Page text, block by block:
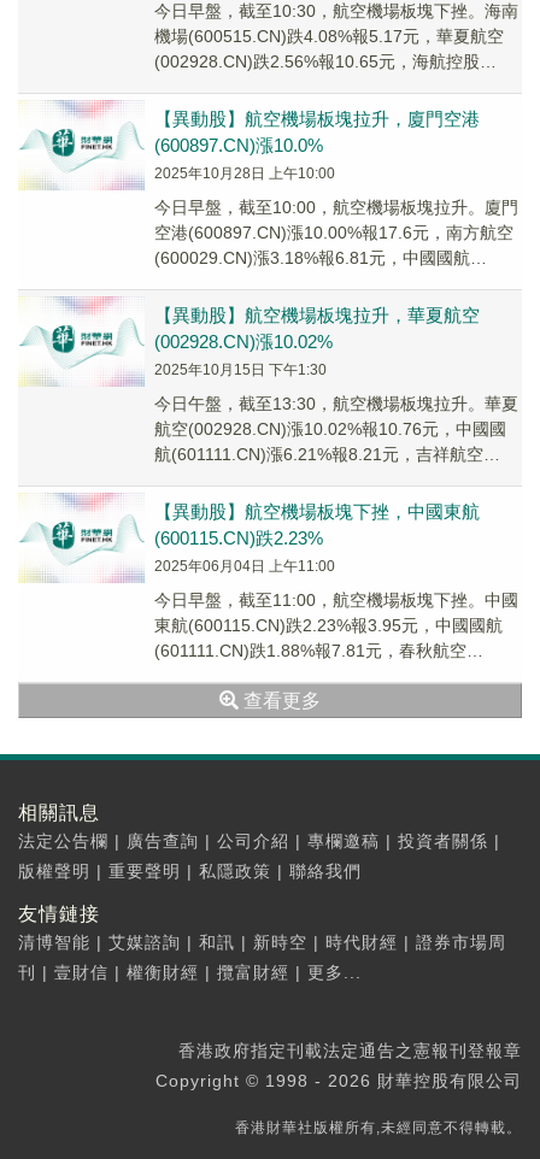
今日早盤，截至10:30，航空機場板塊下挫。海南
機場(600515.CN)跌4.08%報5.17元，華夏航空
(002928.CN)跌2.56%報10.65元，海航控股
【異動股】航空機場板塊拉升，廈門空港
(600897.CN)漲10.0%
2025年10月28日 上午10:00
今日早盤，截至10:00，航空機場板塊拉升。廈門
空港(600897.CN)漲10.00%報17.6元，南方航空
(600029.CN)漲3.18%報6.81元，中國國航
【異動股】航空機場板塊拉升，華夏航空
(002928.CN)漲10.02%
2025年10月15日 下午1:30
今日午盤，截至13:30，航空機場板塊拉升。華夏
航空(002928.CN)漲10.02%報10.76元，中國國
航(601111.CN)漲6.21%報8.21元，吉祥航空
【異動股】航空機場板塊下挫，中國東航
(600115.CN)跌2.23%
2025年06月04日 上午11:00
今日早盤，截至11:00，航空機場板塊下挫。中國
東航(600115.CN)跌2.23%報3.95元，中國國航
(601111.CN)跌1.88%報7.81元，春秋航空
查看更多
相關訊息
法定公告欄 | 廣告查詢 | 公司介紹 | 專欄邀稿 | 投資者關係 |
版權聲明 | 重要聲明 | 私隱政策 | 聯絡我們
友情鏈接
清博智能 | 艾媒諮詢 | 和訊 | 新時空 | 時代財經 | 證券市場周
刊
| 壹財信 | 權衡財經 | 攬富財經 | 更多...
香港政府指定刊載法定通告之憲報刊登報章
Copyright © 1998 - 2026 財華控股有限公司
香港財華社版權所有,未經同意不得轉載。